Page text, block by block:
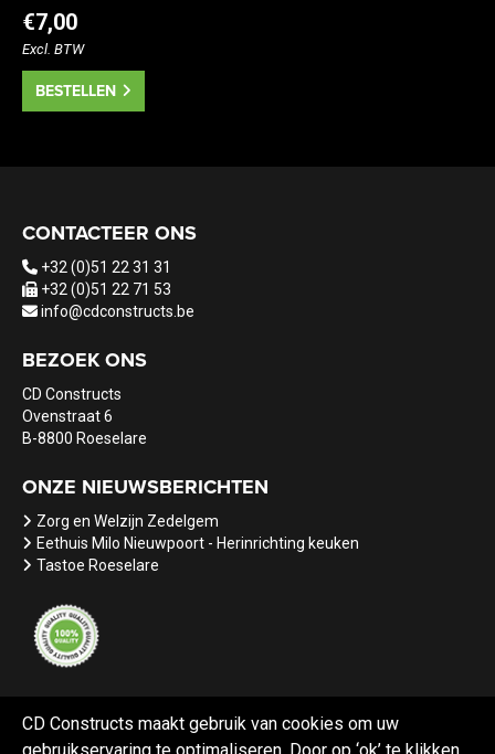
CD Constructs maakt gebruik van cookies om uw
€7,00
Excl. BTW
BESTELLEN
CONTACTEER ONS
+32 (0)51 22 31 31
+32 (0)51 22 71 53
info@cdconstructs.be
BEZOEK ONS
CD Constructs
Ovenstraat 6
B-8800 Roeselare
ONZE NIEUWSBERICHTEN
Zorg en Welzijn Zedelgem
Eethuis Milo Nieuwpoort - Herinrichting keuken
Tastoe Roeselare